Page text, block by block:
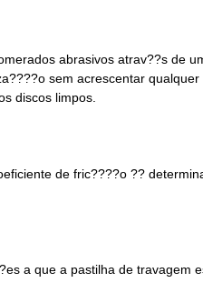
abrasivos atrav??s de
sem acrescentar
discos limpos.
de fric????o ??
a que a pastilha de travagem